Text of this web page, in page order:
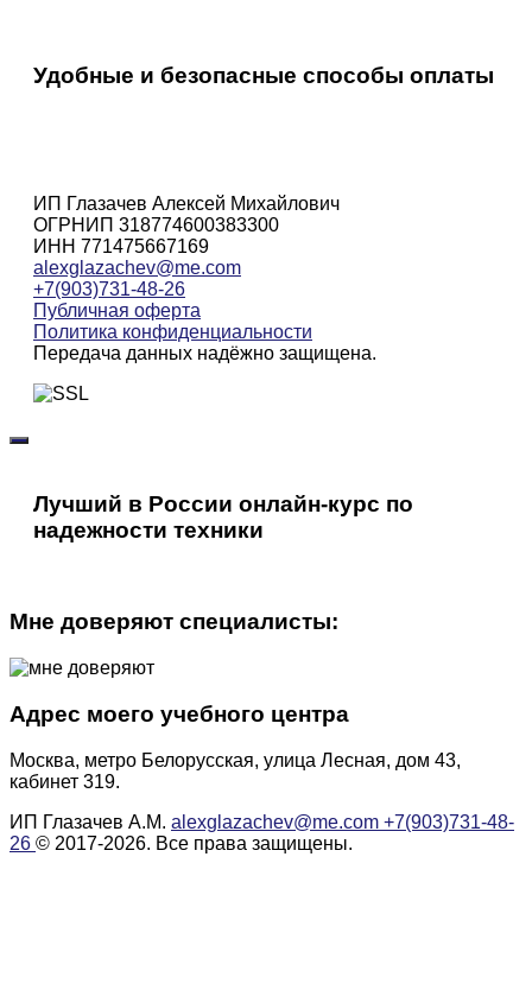
Удобные и безопасные способы оплаты
ИП Глазачев Алексей Михайлович
ОГРНИП 318774600383300
ИНН 771475667169
alexglazachev@me.com
+7(903)731-48-26
Публичная оферта
Политика конфиденциальности
Передача данных надёжно защищена.
Лучший в России онлайн-курс по
надежности техники
Мне доверяют специалисты:
Адрес моего учебного центра
Москва, метро Белорусская, улица Лесная, дом 43,
кабинет 319.
ИП Глазачев А.М. alexglazachev@me.com +7(903)731-48-
26 © 2017-2026. Все права защищены.